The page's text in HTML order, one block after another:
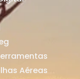
Aéreas